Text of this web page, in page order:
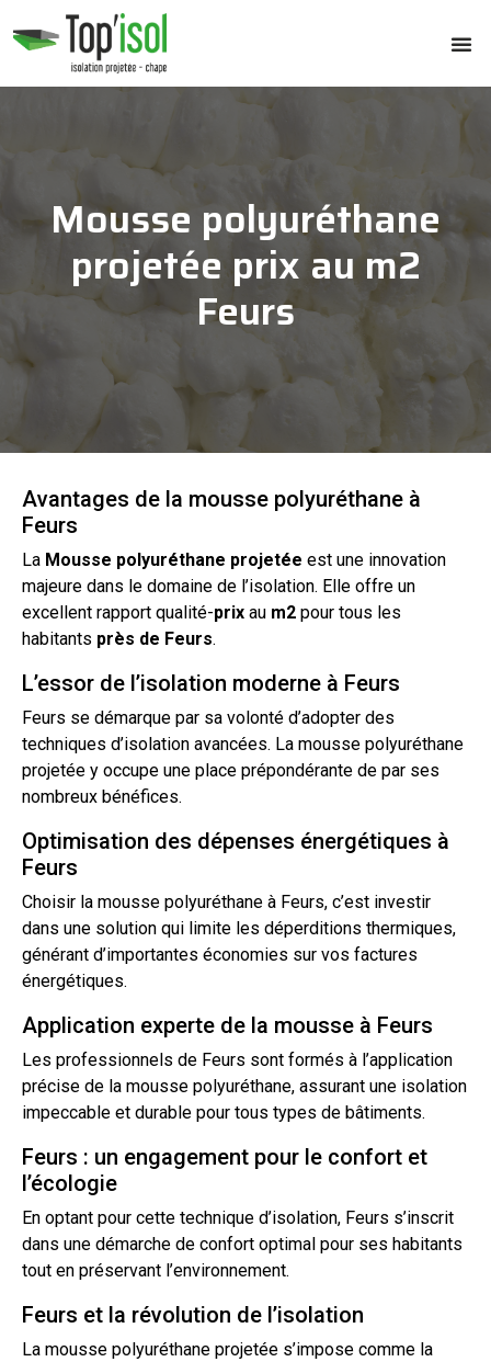
Mousse polyuréthane
projetée prix au m2
Feurs
Avantages de la mousse polyuréthane à
Feurs
La Mousse polyuréthane projetée est une innovation
majeure dans le domaine de l’isolation. Elle offre un
excellent rapport qualité-prix au m2 pour tous les
habitants près de Feurs.
L’essor de l’isolation moderne à Feurs
Feurs se démarque par sa volonté d’adopter des
techniques d’isolation avancées. La mousse polyuréthane
projetée y occupe une place prépondérante de par ses
nombreux bénéfices.
Optimisation des dépenses énergétiques à
Feurs
Choisir la mousse polyuréthane à Feurs, c’est investir
dans une solution qui limite les déperditions thermiques,
générant d’importantes économies sur vos factures
énergétiques.
Application experte de la mousse à Feurs
Les professionnels de Feurs sont formés à l’application
précise de la mousse polyuréthane, assurant une isolation
impeccable et durable pour tous types de bâtiments.
Feurs : un engagement pour le confort et
l’écologie
En optant pour cette technique d’isolation, Feurs s’inscrit
dans une démarche de confort optimal pour ses habitants
tout en préservant l’environnement.
Feurs et la révolution de l’isolation
La mousse polyuréthane projetée s’impose comme la